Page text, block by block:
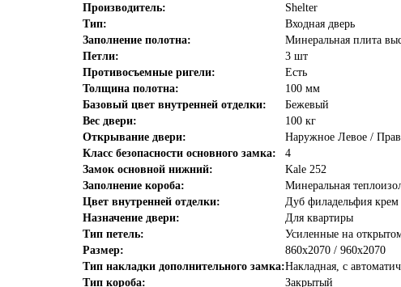
Производитель:
Shelter
Тип:
Входная дверь
Заполнение полотна:
Минеральная плита
Петли:
3 шт
Противосъемные ригели:
Есть
Толщина полотна:
100 мм
Базовый цвет внутренней отделки:
Бежевый
Вес двери:
100 кг
Открывание двери:
Наружное Левое /
Класс безопасности основного замка:
4
Замок основной нижний:
Kale 252
Заполнение короба:
Минеральная
Цвет внутренней отделки:
Дуб филадельфия крем
Назначение двери:
Для квартиры
Тип петель:
Усиленные на
Размер:
860х2070 / 960х2070
Тип накладки дополнительного замка:Накладная, с
Тип короба:
Закрытый